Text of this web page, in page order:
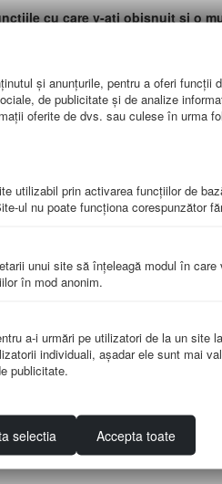
cu care v-ați obișnuit și o
de control. Bazată pe
cât și perfect funcțional.
LIght CONtrolled
și anunțurile, pentru a oferi funcții
de publicitate și de analize
oferite de dvs. sau culese în urma
utilizabil prin activarea funcţiilor de
ul nu poate funcţiona corespunzător
unui site să înţeleagă modul în
în mod anonim.
a-i urmări pe utilizatori de la un site
individuali, aşadar ele sunt mai
publicitate.
selectia Accepta toate